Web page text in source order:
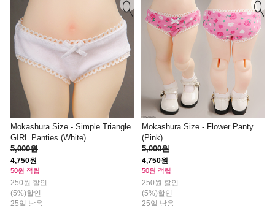
Mokashura Size - Simple Triangle
GIRL Panties (White)
5,000원
4,750원
50원 적립
250원 할인
(5%)할인
25일 남음
Mokashura Size - Flower Panty
(Pink)
5,000원
4,750원
50원 적립
250원 할인
(5%)할인
25일 남음